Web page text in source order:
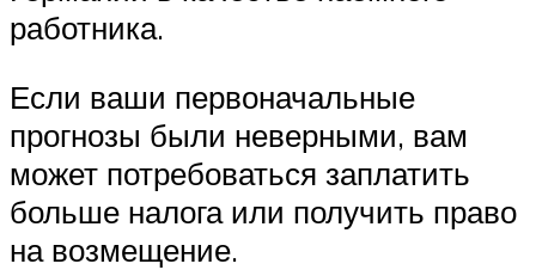
работника.
Если ваши первоначальные
прогнозы были неверными, вам
может потребоваться заплатить
больше налога или получить право
на возмещение.